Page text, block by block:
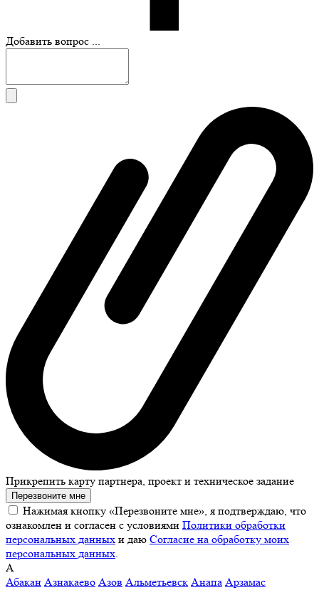
Добавить вопрос ...
Прикрепить карту партнера, проект и техническое задание
Перезвоните мне
Нажимая кнопку «Перезвоните мне», я подтверждаю, что
ознакомлен и согласен с условиями Политики обработки
персональных данных и даю Согласие на обработку моих
персональных данных
А
Абакан Азнакаево Азов Альметьевск Анапа Арзамас